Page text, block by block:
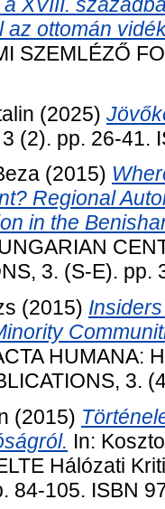
az ottomán
SZEMLÉZŐ
(2025)
3 (2). pp. 26-41.
(2015)
Regional
in the
3. (S-E). pp.
(2015)
HUMANA:
3.
(2015)
In:
Hálózati
84-105. ISBN